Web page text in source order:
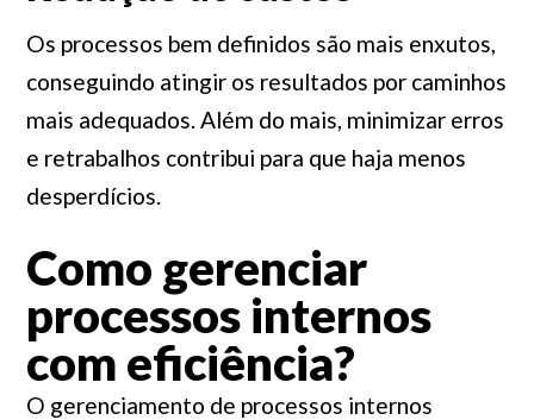
Os processos bem definidos são mais enxutos,
conseguindo atingir os resultados por caminhos
mais adequados. Além do mais, minimizar erros
e retrabalhos contribui para que haja menos
desperdícios.
Como gerenciar
processos internos
com eficiência?
O gerenciamento de processos internos